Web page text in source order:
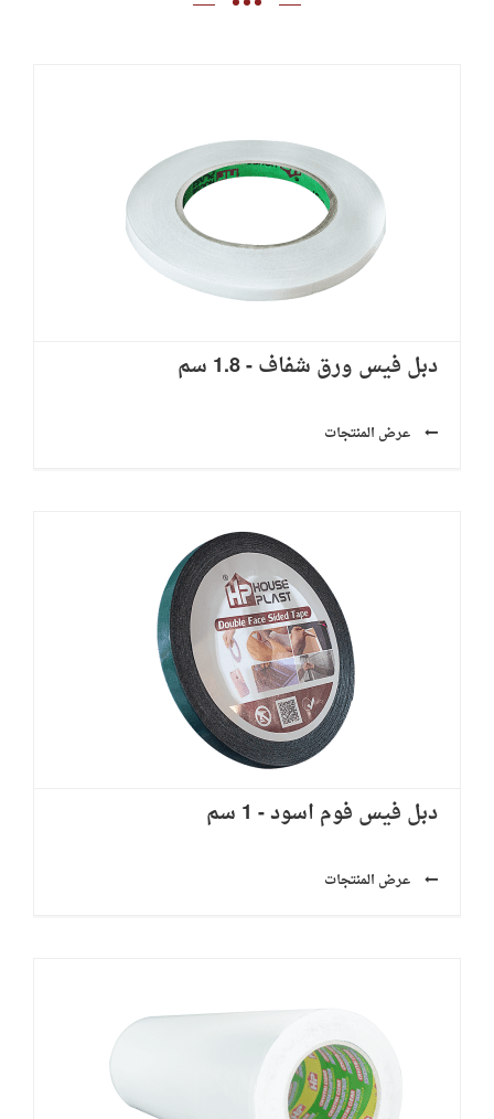
دبل فيس ورق شفاف - 1.8 سم
عرض المنتجات
دبل فيس فوم اسود - 1 سم
عرض المنتجات